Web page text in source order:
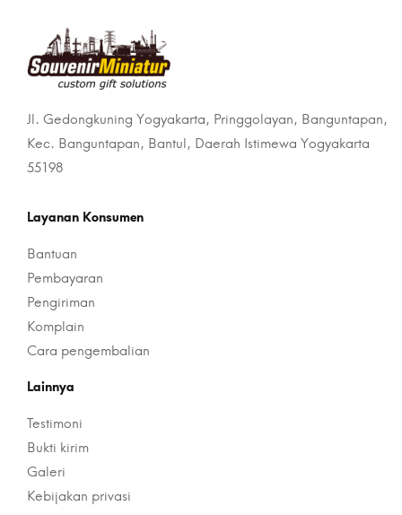
Jl. Gedongkuning Yogyakarta, Pringgolayan, Banguntapan,
Kec. Banguntapan, Bantul, Daerah Istimewa Yogyakarta
55198
Layanan Konsumen
Bantuan
Pembayaran
Pengiriman
Komplain
Cara pengembalian
Lainnya
Testimoni
Bukti kirim
Galeri
Kebijakan privasi